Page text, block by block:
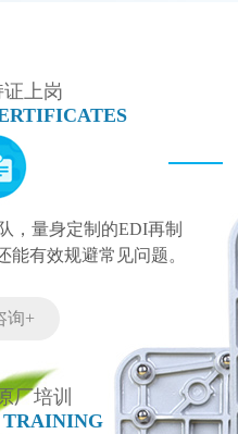
上岗
，量身定制的EDI再制
能有效规避常见问题。
询+
厂培训